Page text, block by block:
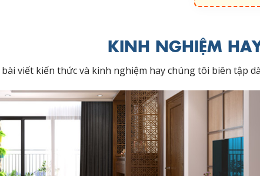
KINH NGHIỆM
viết kiến thức và kinh nghiệm hay chúng tôi biên tập